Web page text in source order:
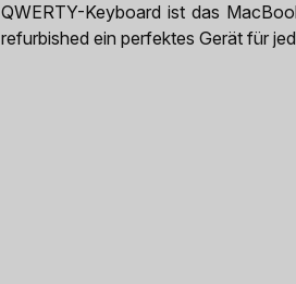
QWERTY-Keyboard ist das
refurbished ein perfektes Gerät für